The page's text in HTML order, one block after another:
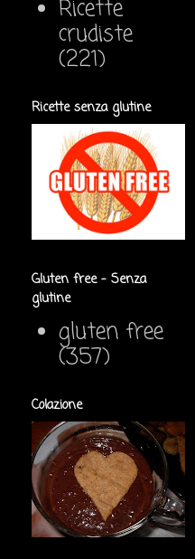
Ricette
crudiste
(221)
Ricette senza glutine
Gluten free - Senza
glutine
gluten free
(357)
Colazione